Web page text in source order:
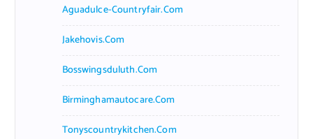
Aguadulce-Countryfair.com
Jakehovis.com
Bosswingsduluth.com
Birminghamautocare.com
Tonyscountrykitchen.com